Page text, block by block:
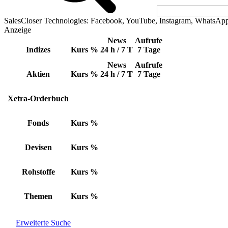
SalesCloser Technologies: Facebook, YouTube, Instagram,
Anzeige
Indizes Kurs %
News
24 h / 7 T
Aufrufe
7 Tage
Aktien Kurs %
News
24 h / 7 T
Aufrufe
7 Tage
Xetra-Orderbuch
Fonds Kurs %
Devisen Kurs %
Rohstoffe Kurs %
Themen Kurs %
Erweiterte Suche